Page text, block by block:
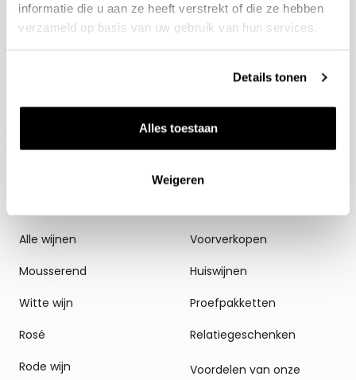
informatie die u aan ze heeft verstrekt of die ze hebben
verzameld op basis van uw gebruik van hun services.
Details tonen
Alles toestaan
Weigeren
Aanmelden
Alle wijnen
Mousserend
Witte wijn
Rosé
Rode wijn
Thema's
Voorverkopen
Huiswijnen
Proefpakketten
Relatiegeschenken
Voordelen van onze